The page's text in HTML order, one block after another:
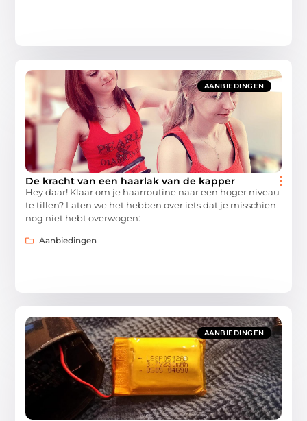
AANBIEDINGEN
De kracht van een haarlak van de kapper
Hey daar! Klaar om je haarroutine naar een hoger niveau
te tillen? Laten we het hebben over iets dat je misschien
nog niet hebt overwogen:
Aanbiedingen
AANBIEDINGEN